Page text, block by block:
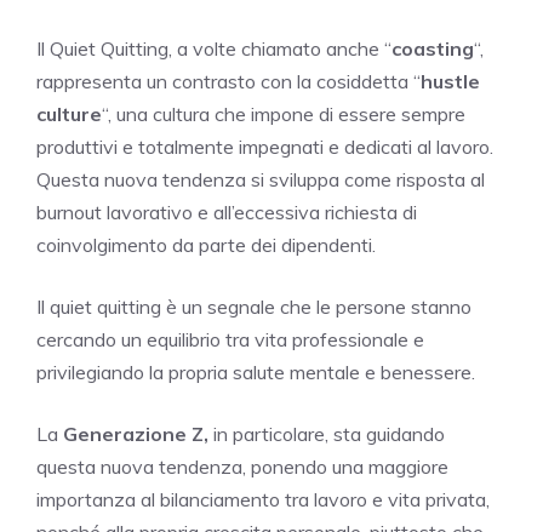
Il Quiet Quitting, a volte chiamato anche “coasting“,
rappresenta un contrasto con la cosiddetta “hustle
culture“, una cultura che impone di essere sempre
produttivi e totalmente impegnati e dedicati al lavoro.
Questa nuova tendenza si sviluppa come risposta al
burnout lavorativo e all’eccessiva richiesta di
coinvolgimento da parte dei dipendenti.
Il quiet quitting è un segnale che le persone stanno
cercando un equilibrio tra vita professionale e
privilegiando la propria salute mentale e benessere.
La Generazione Z, in particolare, sta guidando
questa nuova tendenza, ponendo una maggiore
importanza al bilanciamento tra lavoro e vita privata,